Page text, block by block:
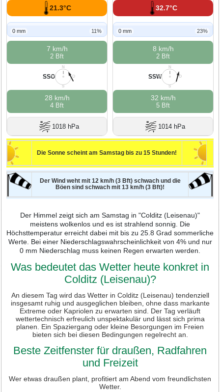
21.3°C
0 mm 11%
7 km/h
2 Bft
N
O
S
W
SSO
28 km/h
4 Bft
1018 hPa
32.7°C
0 mm 23%
8 km/h
2 Bft
N
O
S
W
SSW
32 km/h
5 Bft
1014 hPa
Die Sonne scheint am Samstag bis zu 15 Stunden!
Der Wind weht mit 12 km/h (3 Bft) schwach und die
Böen sind schwach mit 13 km/h (3 Bft)!
Der Himmel zeigt sich am Samstag in "Colditz (Leisenau)"
meistens wolkenlos und es ist strahlend sonnig. Die
Höchsttemperatur erreicht dabei mit bis zu 25.8 Grad sommerliche
Werte. Bei einer Niederschlagswahrscheinlichkeit von 4% und nur
0 mm Niederschlag muss keinen Regen erwarten werden.
Was bedeutet das Wetter heute konkret in
Colditz (Leisenau)?
An diesem Tag wird das Wetter in Colditz (Leisenau) tendenziell
insgesamt ruhig und ausgeglichen bleiben, ohne dass markante
Extreme oder Kapriolen zu erwarten sind. Der Tag verläuft
wettertechnisch erfreulich unspektakulär und lässt sich prima
planen. Ein Spaziergang oder kleine Besorgungen im Freien
bieten sich bei diesen Bedingungen regelrecht an.
Beste Zeitfenster für draußen, Radfahren
und Freizeit
Wer etwas draußen plant, profitiert am Abend vom freundlichsten
Wetter.